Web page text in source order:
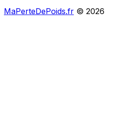
MaPerteDePoids.fr © 2026